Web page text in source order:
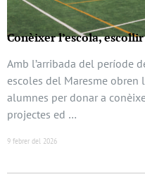
Conèixer l’escola,
Amb l’arribada del període
escoles del Maresme obren
alumnes per donar a
projectes ed …
9 febrer del 2026